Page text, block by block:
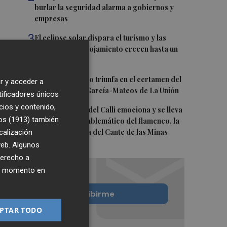
burlar la seguridad alarma a gobiernos y
empresas
3El eclipse solar dispara el turismo y las
búsquedas de alojamiento crecen hasta un
4El cubano Papillo triunfa en el certamen del
Trovo Pascual García-Mateos de La Unión
5El cantaor Rafa del Calli emociona y se lleva
el trofeo más emblemático del flamenco, la
Lámpara Minera del Cante de las Minas
Quiero suscribirme
y acceder a
únicos
y contenido,
(1913) también
Algunos
a
momento en
TODO